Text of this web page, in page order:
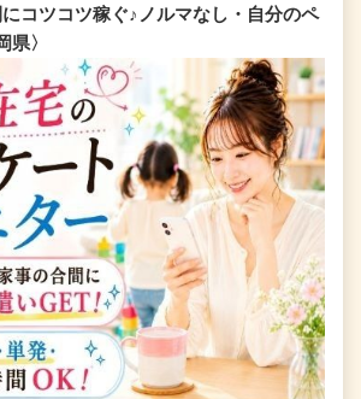
コツコツ稼ぐ♪ノルマなし・自分のペ
〉